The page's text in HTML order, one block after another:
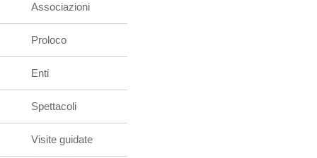
Associazioni
Proloco
Enti
Spettacoli
Visite guidate